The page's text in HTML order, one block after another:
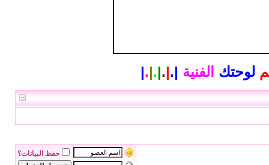
لوحتك الفنية |
.
|
.
|
.
|
.
|
حفظ البيانات؟